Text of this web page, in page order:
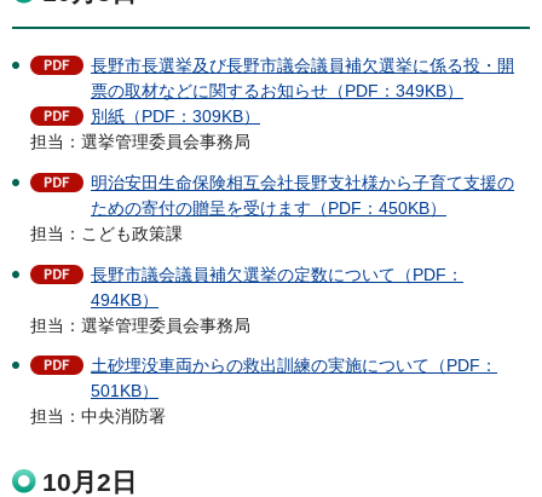
長野市長選挙及び長野市議会議員補欠選挙に係る投・開
票の取材などに関するお知らせ（PDF：349KB）
別紙（PDF：309KB）
担当：選挙管理委員会事務局
明治安田生命保険相互会社長野支社様から子育て支援の
ための寄付の贈呈を受けます（PDF：450KB）
担当：こども政策課
長野市議会議員補欠選挙の定数について（PDF：
494KB）
担当：選挙管理委員会事務局
土砂埋没車両からの救出訓練の実施について（PDF：
501KB）
担当：中央消防署
10月2日